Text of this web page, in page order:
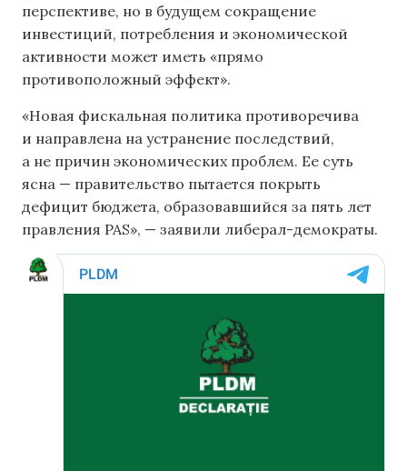
перспективе, но в будущем сокращение
инвестиций, потребления и экономической
активности может иметь «прямо
противоположный эффект».
«Новая фискальная политика противоречива
и направлена ​​на устранение последствий,
а не причин экономических проблем. Ее суть
ясна — правительство пытается покрыть
дефицит бюджета, образовавшийся за пять лет
правления PAS», — заявили либерал-демократы.